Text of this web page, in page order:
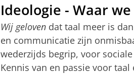
Ideologie - Waar
Wij geloven dat taal meer is
en communicatie zijn
wederzijds begrip, voor
Kennis van en passie voor